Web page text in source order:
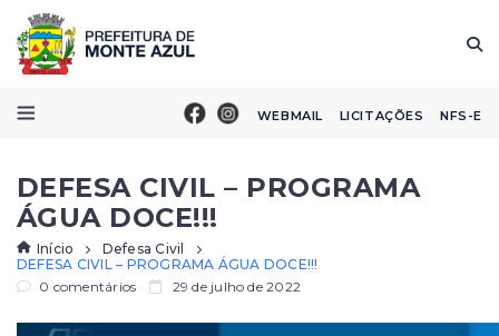
WEBMAIL LICITAÇÕES NFS-E
DEFESA CIVIL – PROGRAMA
ÁGUA DOCE!!!
Início
Defesa Civil
DEFESA CIVIL – PROGRAMA ÁGUA DOCE!!!
0 comentários
29 de julho de 2022